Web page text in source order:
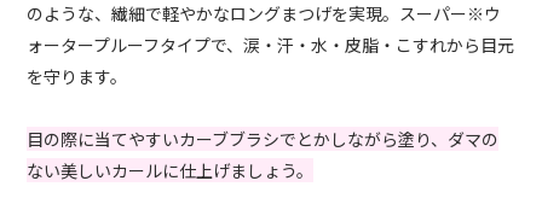
のような、繊細で軽やかなロングまつげを実現。スーパー※ウ
ォータープルーフタイプで、涙・汗・水・皮脂・こすれから目元
を守ります。
目の際に当てやすいカーブブラシでとかしながら塗り、ダマの
ない美しいカールに仕上げましょう。